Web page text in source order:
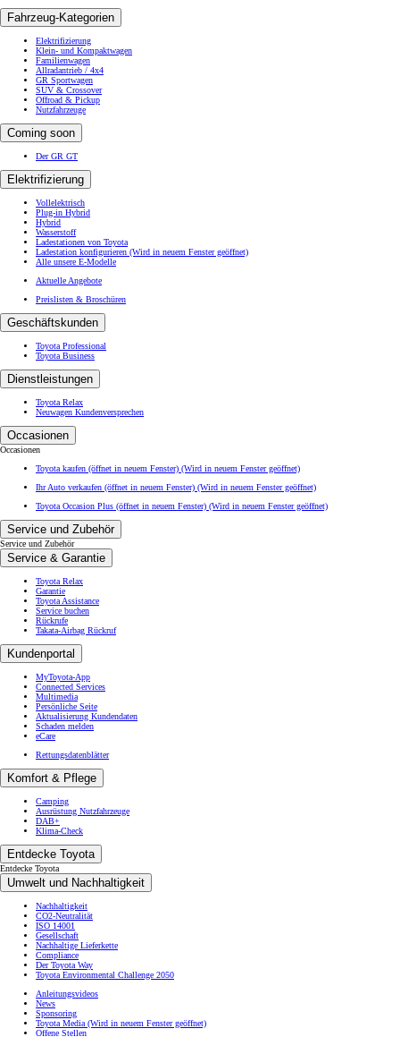
Fahrzeug-Kategorien
Elektrifizierung
Klein- und Kompaktwagen
Familienwagen
Allradantrieb / 4x4
GR Sportwagen
SUV & Crossover
Offroad & Pickup
Nutzfahrzeuge
Coming soon
Der GR GT
Elektrifizierung
Vollelektrisch
Plug-in Hybrid
Hybrid
Wasserstoff
Ladestationen von Toyota
Ladestation konfigurieren (Wird in neuem Fenster geöffnet)
Alle unsere E-Modelle
Aktuelle Angebote
Preislisten & Broschüren
Geschäftskunden
Toyota Professional
Toyota Business
Dienstleistungen
Toyota Relax
Neuwagen Kundenversprechen
Occasionen
Occasionen
Toyota kaufen (öffnet in neuem Fenster) (Wird in neuem Fenster geöffnet)
Ihr Auto verkaufen (öffnet in neuem Fenster) (Wird in neuem Fenster geöffnet)
Toyota Occasion Plus (öffnet in neuem Fenster) (Wird in neuem Fenster geöffnet)
Service und Zubehör
Service und Zubehör
Service & Garantie
Toyota Relax
Garantie
Toyota Assistance
Service buchen
Rückrufe
Takata-Airbag Rückruf
Kundenportal
MyToyota-App
Connected Services
Multimedia
Persönliche Seite
Aktualisierung Kundendaten
Schaden melden
eCare
Rettungsdatenblätter
Komfort & Pflege
Camping
Ausrüstung Nutzfahrzeuge
DAB+
Klima-Check
Entdecke Toyota
Entdecke Toyota
Umwelt und Nachhaltigkeit
Nachhaltigkeit
CO2-Neutralität
ISO 14001
Gesellschaft
Nachhaltige Lieferkette
Compliance
Der Toyota Way
Toyota Environmental Challenge 2050
Anleitungsvideos
News
Sponsoring
Toyota Media (Wird in neuem Fenster geöffnet)
Offene Stellen